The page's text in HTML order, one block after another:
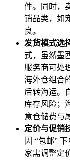
件。同时，
销品类，如
良。
发货模式选
式，虽然墨
服务商可处
海外仓组合
后转海运。
库存风险；
意仓储费与
定价与促销
因 “包邮”
家需调整定